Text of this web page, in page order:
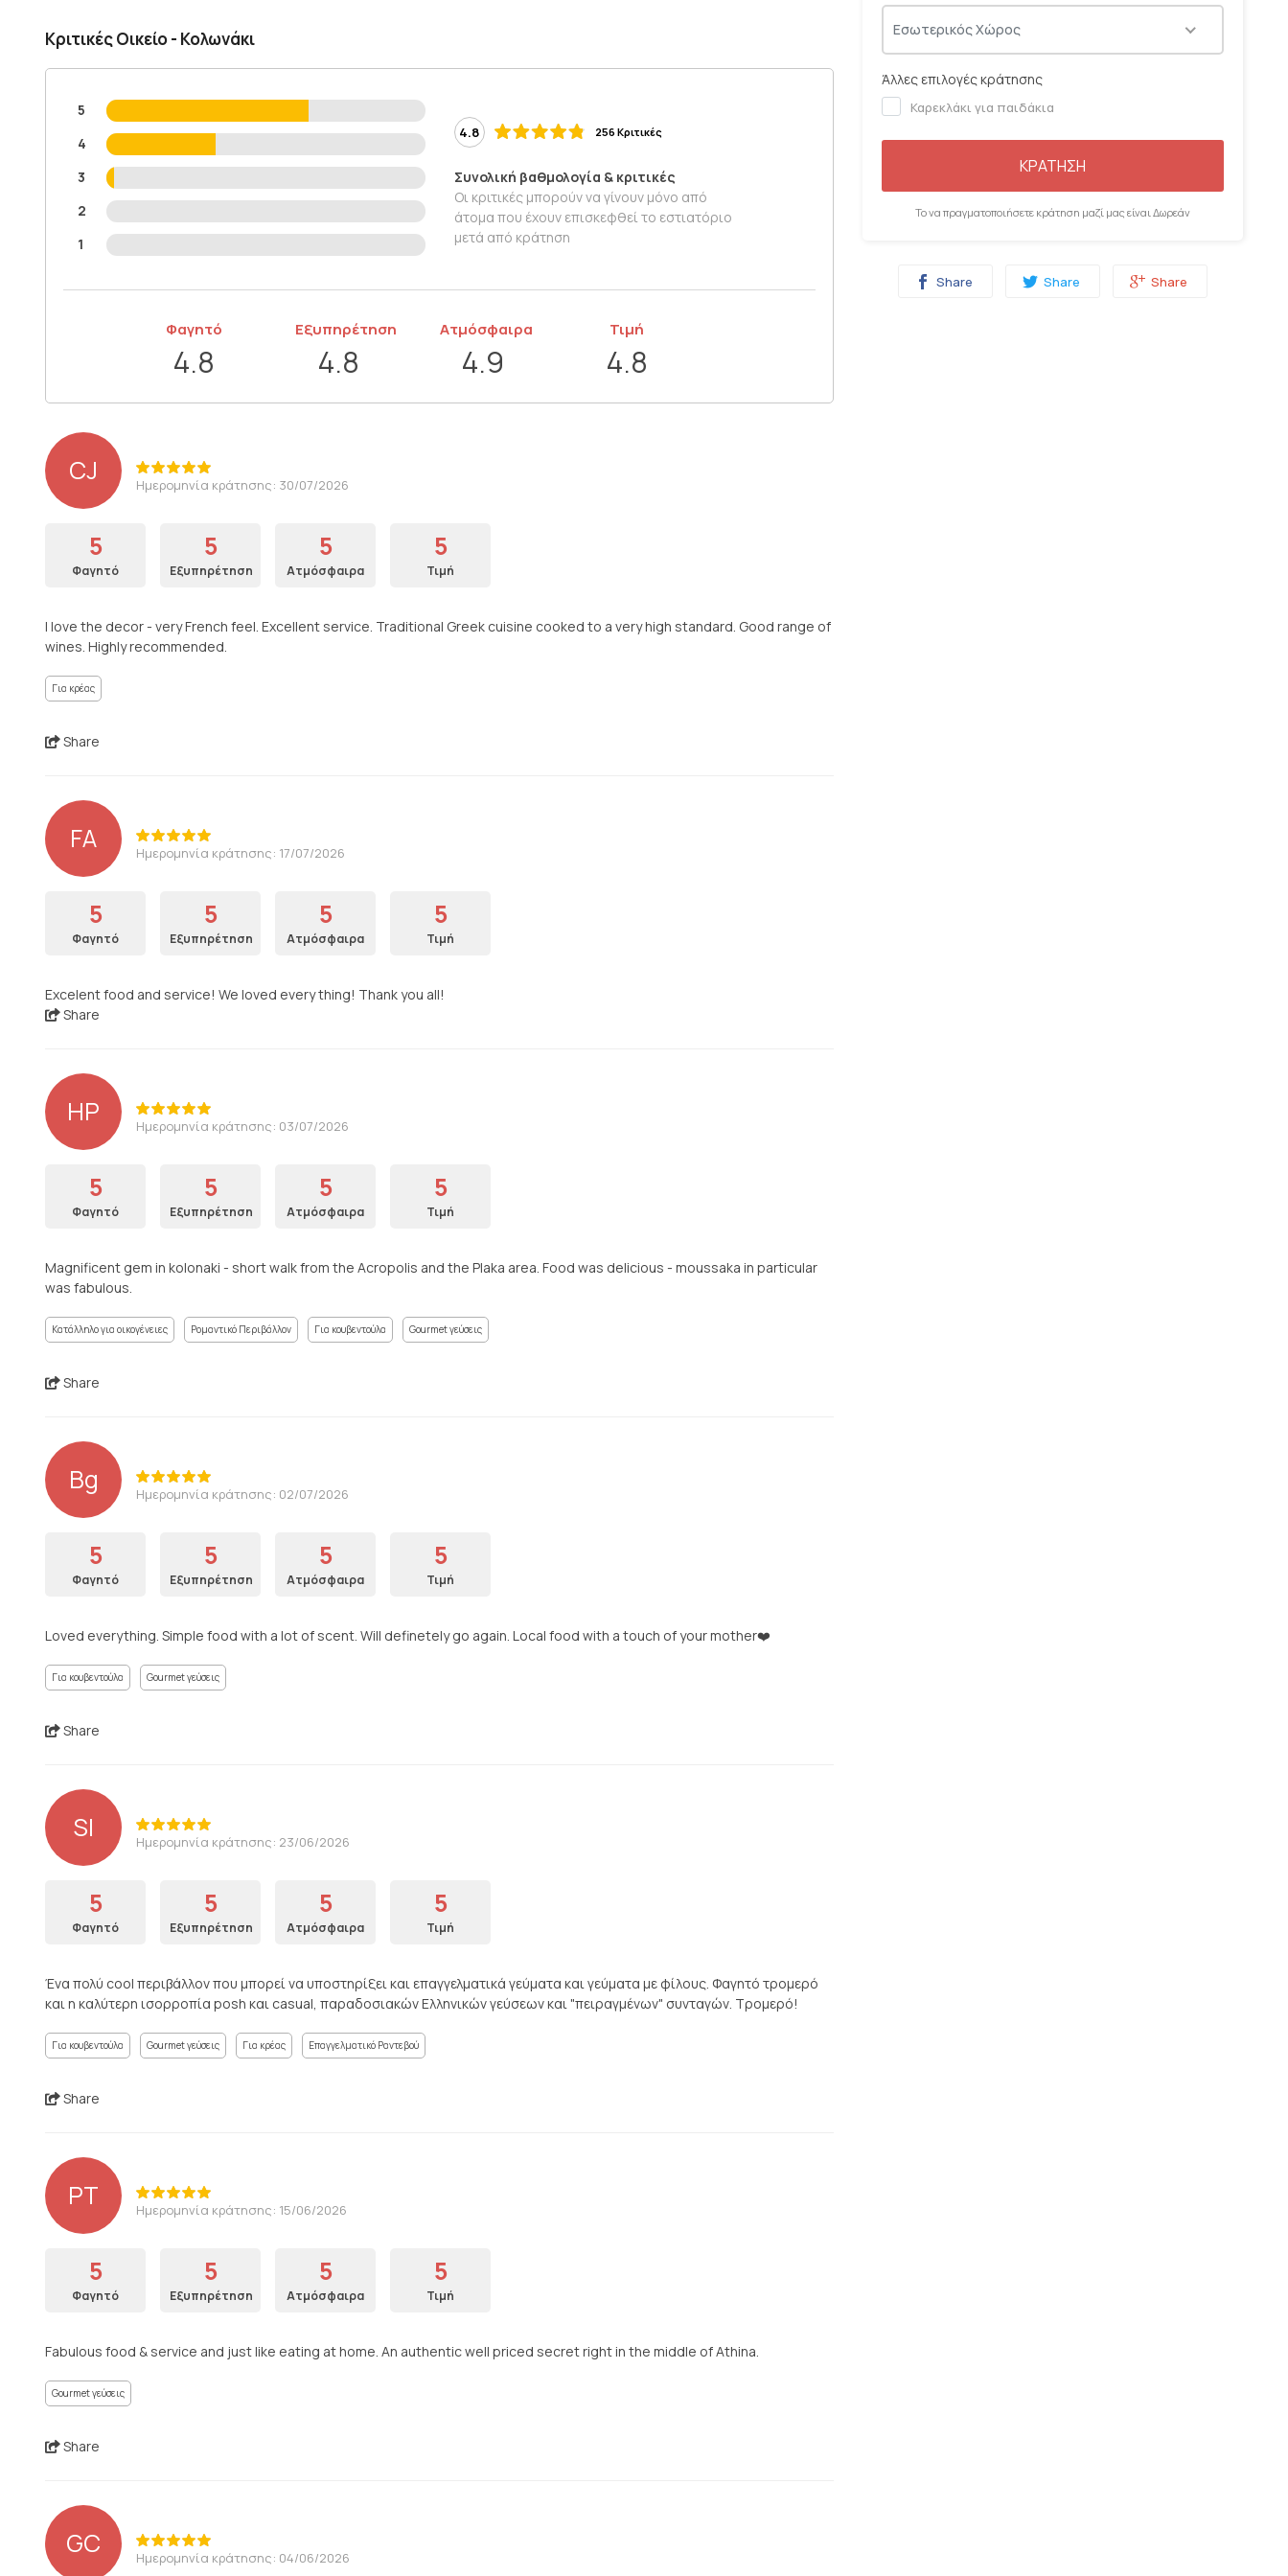
Κριτικές Οικείο - Κολωνάκι
5
4
3
2
1
4.8 256 Κριτικές
Συνολική βαθμολογία & κριτικές
Οι κριτικές μπορούν να γίνουν μόνο από
άτομα που έχουν επισκεφθεί το εστιατόριο
μετά από κράτηση
Φαγητό
4.8
Εξυπηρέτηση
4.8
Ατμόσφαιρα
4.9
Τιμή
4.8
CJ Ημερομηνία κράτησης: 30/07/2026
5
Φαγητό
5
Εξυπηρέτηση
5
Ατμόσφαιρα
5
Τιμή
I love the decor - very French feel. Excellent service. Traditional Greek cuisine cooked to a very high standard. Good range of
wines. Highly recommended.
Για κρέας
Share
FA Ημερομηνία κράτησης: 17/07/2026
5
Φαγητό
5
Εξυπηρέτηση
5
Ατμόσφαιρα
5
Τιμή
Excelent food and service! We loved every thing! Thank you all!
Share
HP Ημερομηνία κράτησης: 03/07/2026
5
Φαγητό
5
Εξυπηρέτηση
5
Ατμόσφαιρα
5
Τιμή
Magnificent gem in kolonaki - short walk from the Acropolis and the Plaka area. Food was delicious - moussaka in particular
was fabulous.
Κατάλληλο για οικογένειες Ρομαντικό Περιβάλλον Για κουβεντούλα Gourmet γεύσεις
Share
Bg Ημερομηνία κράτησης: 02/07/2026
5
Φαγητό
5
Εξυπηρέτηση
5
Ατμόσφαιρα
5
Τιμή
Loved everything. Simple food with a lot of scent. Will definetely go again. Local food with a touch of your mother❤️
Για κουβεντούλα Gourmet γεύσεις
Share
SI Ημερομηνία κράτησης: 23/06/2026
5
Φαγητό
5
Εξυπηρέτηση
5
Ατμόσφαιρα
5
Τιμή
Ένα πολύ cool περιβάλλον που μπορεί να υποστηρίξει και επαγγελματικά γεύματα και γεύματα με φίλους. Φαγητό τρομερό
και η καλύτερη ισορροπία posh και casual, παραδοσιακών Ελληνικών γεύσεων και "πειραγμένων" συνταγών. Τρομερό!
Για κουβεντούλα Gourmet γεύσεις Για κρέας Επαγγελματικό Ραντεβού
Share
PT Ημερομηνία κράτησης: 15/06/2026
5
Φαγητό
5
Εξυπηρέτηση
5
Ατμόσφαιρα
5
Τιμή
Fabulous food & service and just like eating at home. An authentic well priced secret right in the middle of Athina.
Gourmet γεύσεις
Share
GC Ημερομηνία κράτησης: 04/06/2026
Εσωτερικός Χώρος
Άλλες επιλογές κράτησης
Καρεκλάκι για παιδάκια
ΚΡΑΤΗΣΗ
Το να πραγματοποιήσετε κράτηση μαζί μας είναι Δωρεάν
Share Share Share